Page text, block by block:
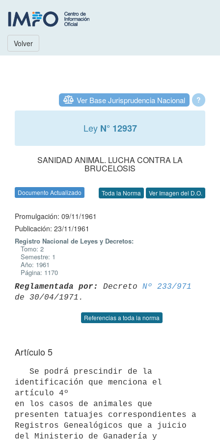
Volver
?
Ver Base Jurisprudencia Nacional
Ley N° 12937
SANIDAD ANIMAL. LUCHA CONTRA LA
BRUCELOSIS
Documento Actualizado Toda la Norma Ver Imagen del D.O.
Promulgación: 09/11/1961
Publicación: 23/11/1961
Registro Nacional de Leyes y Decretos:
Tomo: 2
Semestre: 1
Año: 1961
Página: 1170
Reglamentada por: Decreto Nº 233/971
Referencias a toda la norma
Artículo 5
identificación que menciona el
artículo 4º
en los casos de animales que
presenten tatuajes correspondientes a
Registros Genealógicos que a juicio
del Ministerio de Ganadería y